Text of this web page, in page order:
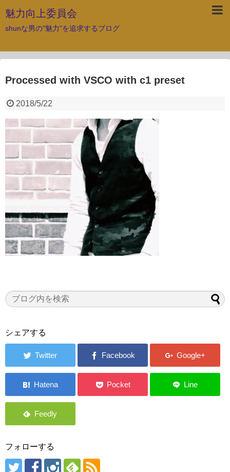
魅力向上委員会
shunな男の"魅力"を追求するブログ
Processed with VSCO with c1 preset
2018/5/22
シェアする
フォローする